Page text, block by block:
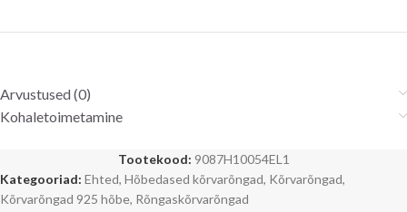
Arvustused (0)
Kohaletoimetamine
Tootekood: 9087H10054EL1
Kategooriad: Ehted, Hõbedased kõrvarõngad, Kõrvarõngad,
Kõrvarõngad 925 hõbe, Rõngaskõrvarõngad